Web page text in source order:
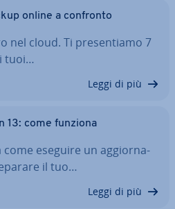
online a confronto
nel cloud. Ti pre­sen­tia­mo 7
tuoi…
Leggi di più
13: come funziona
come eseguire un ag­gior­na­
il tuo…
Leggi di più